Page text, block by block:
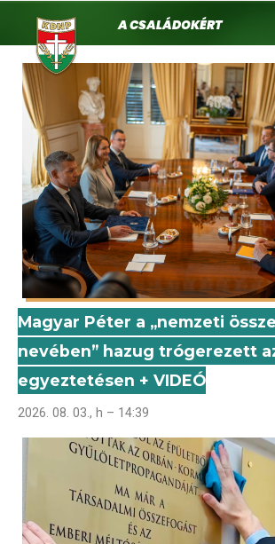
tartalomra
KDNPA családokért.
Magyar Péter a „nemzeti
nevében” hazug trógerezett
egyeztetésen + VIDEÓ
2026. 08. 03., h – 14:39